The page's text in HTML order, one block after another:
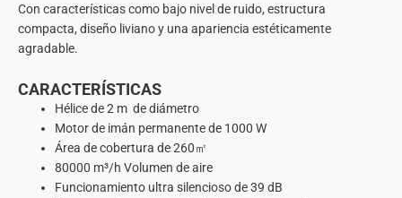
Con características como bajo nivel de ruido, estructura
compacta, diseño liviano y una apariencia estéticamente
agradable.
CARACTERÍSTICAS
Hélice de 2 m de diámetro
Motor de imán permanente de 1000 W
Área de cobertura de 260㎡
80000 m³/h Volumen de aire
Funcionamiento ultra silencioso de 39 dB